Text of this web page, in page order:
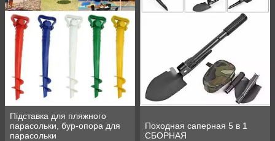
Підставка для пляжного
парасольки, бур-опора для
парасольки
Походная саперная 5 в 1
СБОРНАЯ